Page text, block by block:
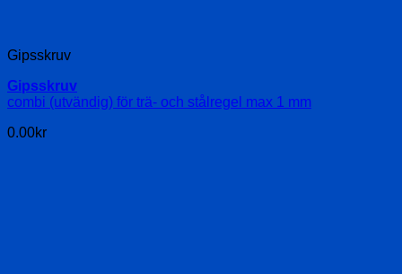
Gipsskruv
Gipsskruv
combi (utvändig) för trä- och stålregel max 1 mm
0.00kr